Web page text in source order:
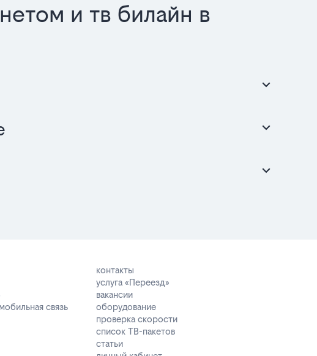
и тв билайн в
связь
контакты
услуга «Переезд»
вакансии
оборудование
проверка скорости
список ТВ-пакетов
статьи